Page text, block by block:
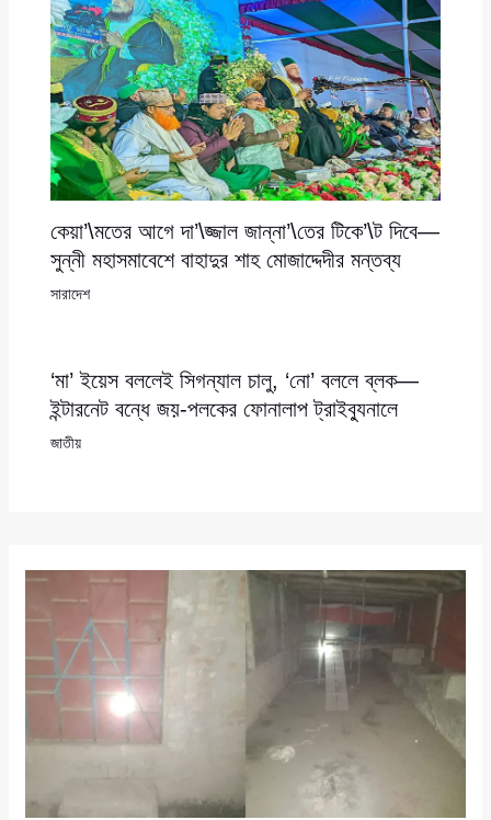
কেয়া’\মতের আগে দা’\জ্জাল জান্না’\তের টিকে’\ট দিবে—
সুন্নী মহাসমাবেশে বাহাদুর শাহ মোজাদ্দেদীর মন্তব্য
সারাদেশ
‘মা’ ইয়েস বললেই সিগন্যাল চালু, ‘নো’ বললে ব্লক—
ইন্টারনেট বন্ধে জয়-পলকের ফোনালাপ ট্রাইব্যুনালে
জাতীয়